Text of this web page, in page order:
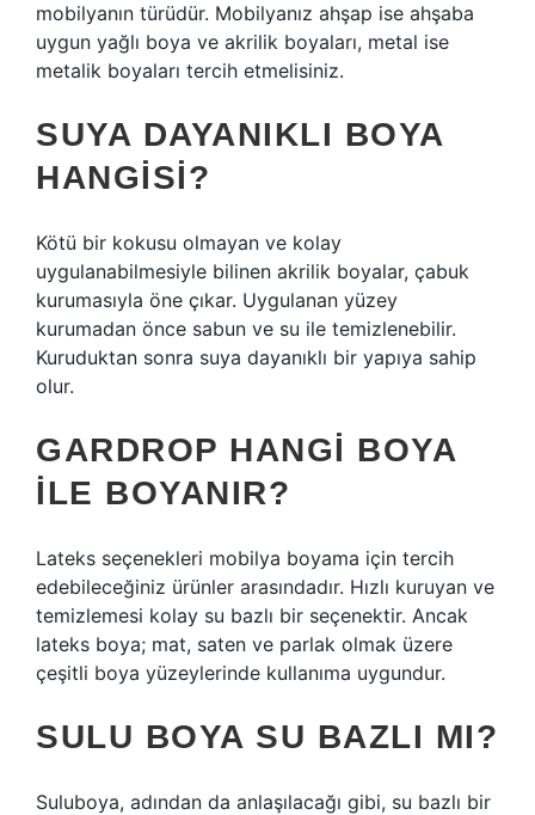
mobilyanın türüdür. Mobilyanız ahşap ise ahşaba
uygun yağlı boya ve akrilik boyaları, metal ise
metalik boyaları tercih etmelisiniz.
SUYA DAYANIKLI BOYA
HANGISI?
Kötü bir kokusu olmayan ve kolay
uygulanabilmesiyle bilinen akrilik boyalar, çabuk
kurumasıyla öne çıkar. Uygulanan yüzey
kurumadan önce sabun ve su ile temizlenebilir.
Kuruduktan sonra suya dayanıklı bir yapıya sahip
olur.
GARDROP HANGI BOYA
ILE BOYANIR?
Lateks seçenekleri mobilya boyama için tercih
edebileceğiniz ürünler arasındadır. Hızlı kuruyan ve
temizlemesi kolay su bazlı bir seçenektir. Ancak
lateks boya; mat, saten ve parlak olmak üzere
çeşitli boya yüzeylerinde kullanıma uygundur.
SULU BOYA SU BAZLI MI?
Suluboya, adından da anlaşılacağı gibi, su bazlı bir